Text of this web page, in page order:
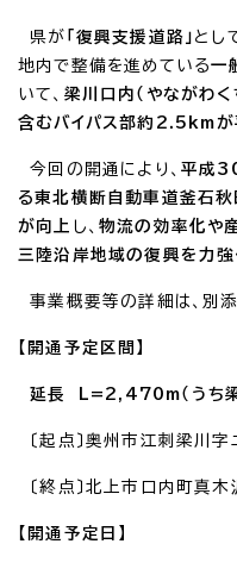
県が 「復興支援道路」 とし
地内で整備を進めている一
いて、 梁川口内（やながわ
含むバイパス部約2.5km
今回の開通により、 平成
る東北横断自動車道釜石
が向上 し、物流の効率化や
三陸沿岸地域の復興を力強
事業概要等の詳細は、別添
【開通予定区間】
延長 L=2,470m（うち
〔起点〕奥州市江刺梁川字
〔終点〕北上市口内町真木
【開通予定日】